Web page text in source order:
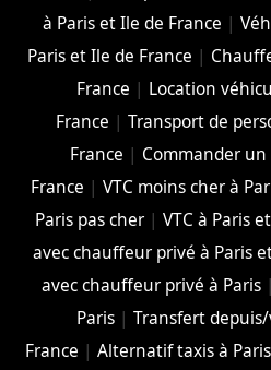
à Paris et Ile de France |
Paris et Ile de France |
France | Location
France | Transport de
France | Commander un
France |VTC moins cher à
Paris pas cher |VTC à Paris
avec chauffeur privé à Paris
avec chauffeur privé à Paris|
Paris| Transfert
France |Alternatif taxis à Paris